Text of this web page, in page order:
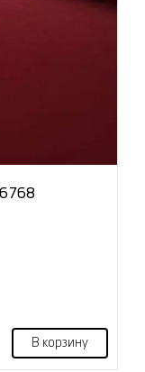
В корзину